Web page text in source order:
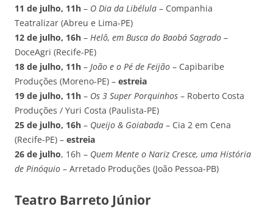
11 de julho, 11h – O Dia da Libélula – Companhia
Teatralizar (Abreu e Lima-PE)
12 de julho, 16h – Helô, em Busca do Baobá Sagrado –
DoceAgri (Recife-PE)
18 de julho, 11h – João e o Pé de Feijão – Capibaribe
Produções (Moreno-PE) – estreia
19 de julho, 11h – Os 3 Super Porquinhos – Roberto Costa
Produções / Yuri Costa (Paulista-PE)
25 de julho, 16h – Queijo & Goiabada – Cia 2 em Cena
(Recife-PE) – estreia
26 de julho, 16h – Quem Mente o Nariz Cresce, uma História
de Pinóquio – Arretado Produções (João Pessoa-PB)
Teatro Barreto Júnior